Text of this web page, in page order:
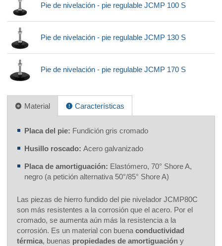
Pie de nivelación - pie regulable JCMP 100 S
Pie de nivelación - pie regulable JCMP 130 S
Pie de nivelación - pie regulable JCMP 170 S
Material Características
Placa del pie: Fundición gris cromado
Husillo roscado: Acero galvanizado
Placa de amortiguación: Elastómero, 70° Shore A,
negro (a petición alternativa 50°/85° Shore A)
Las piezas de hierro fundido del pie nivelador JCMP80C
son más resistentes a la corrosión que el acero. Por el
cromado, se aumenta aún más la resistencia a la
corrosión. Es un material con buena conductividad
térmica, buenas propiedades de amortiguación y